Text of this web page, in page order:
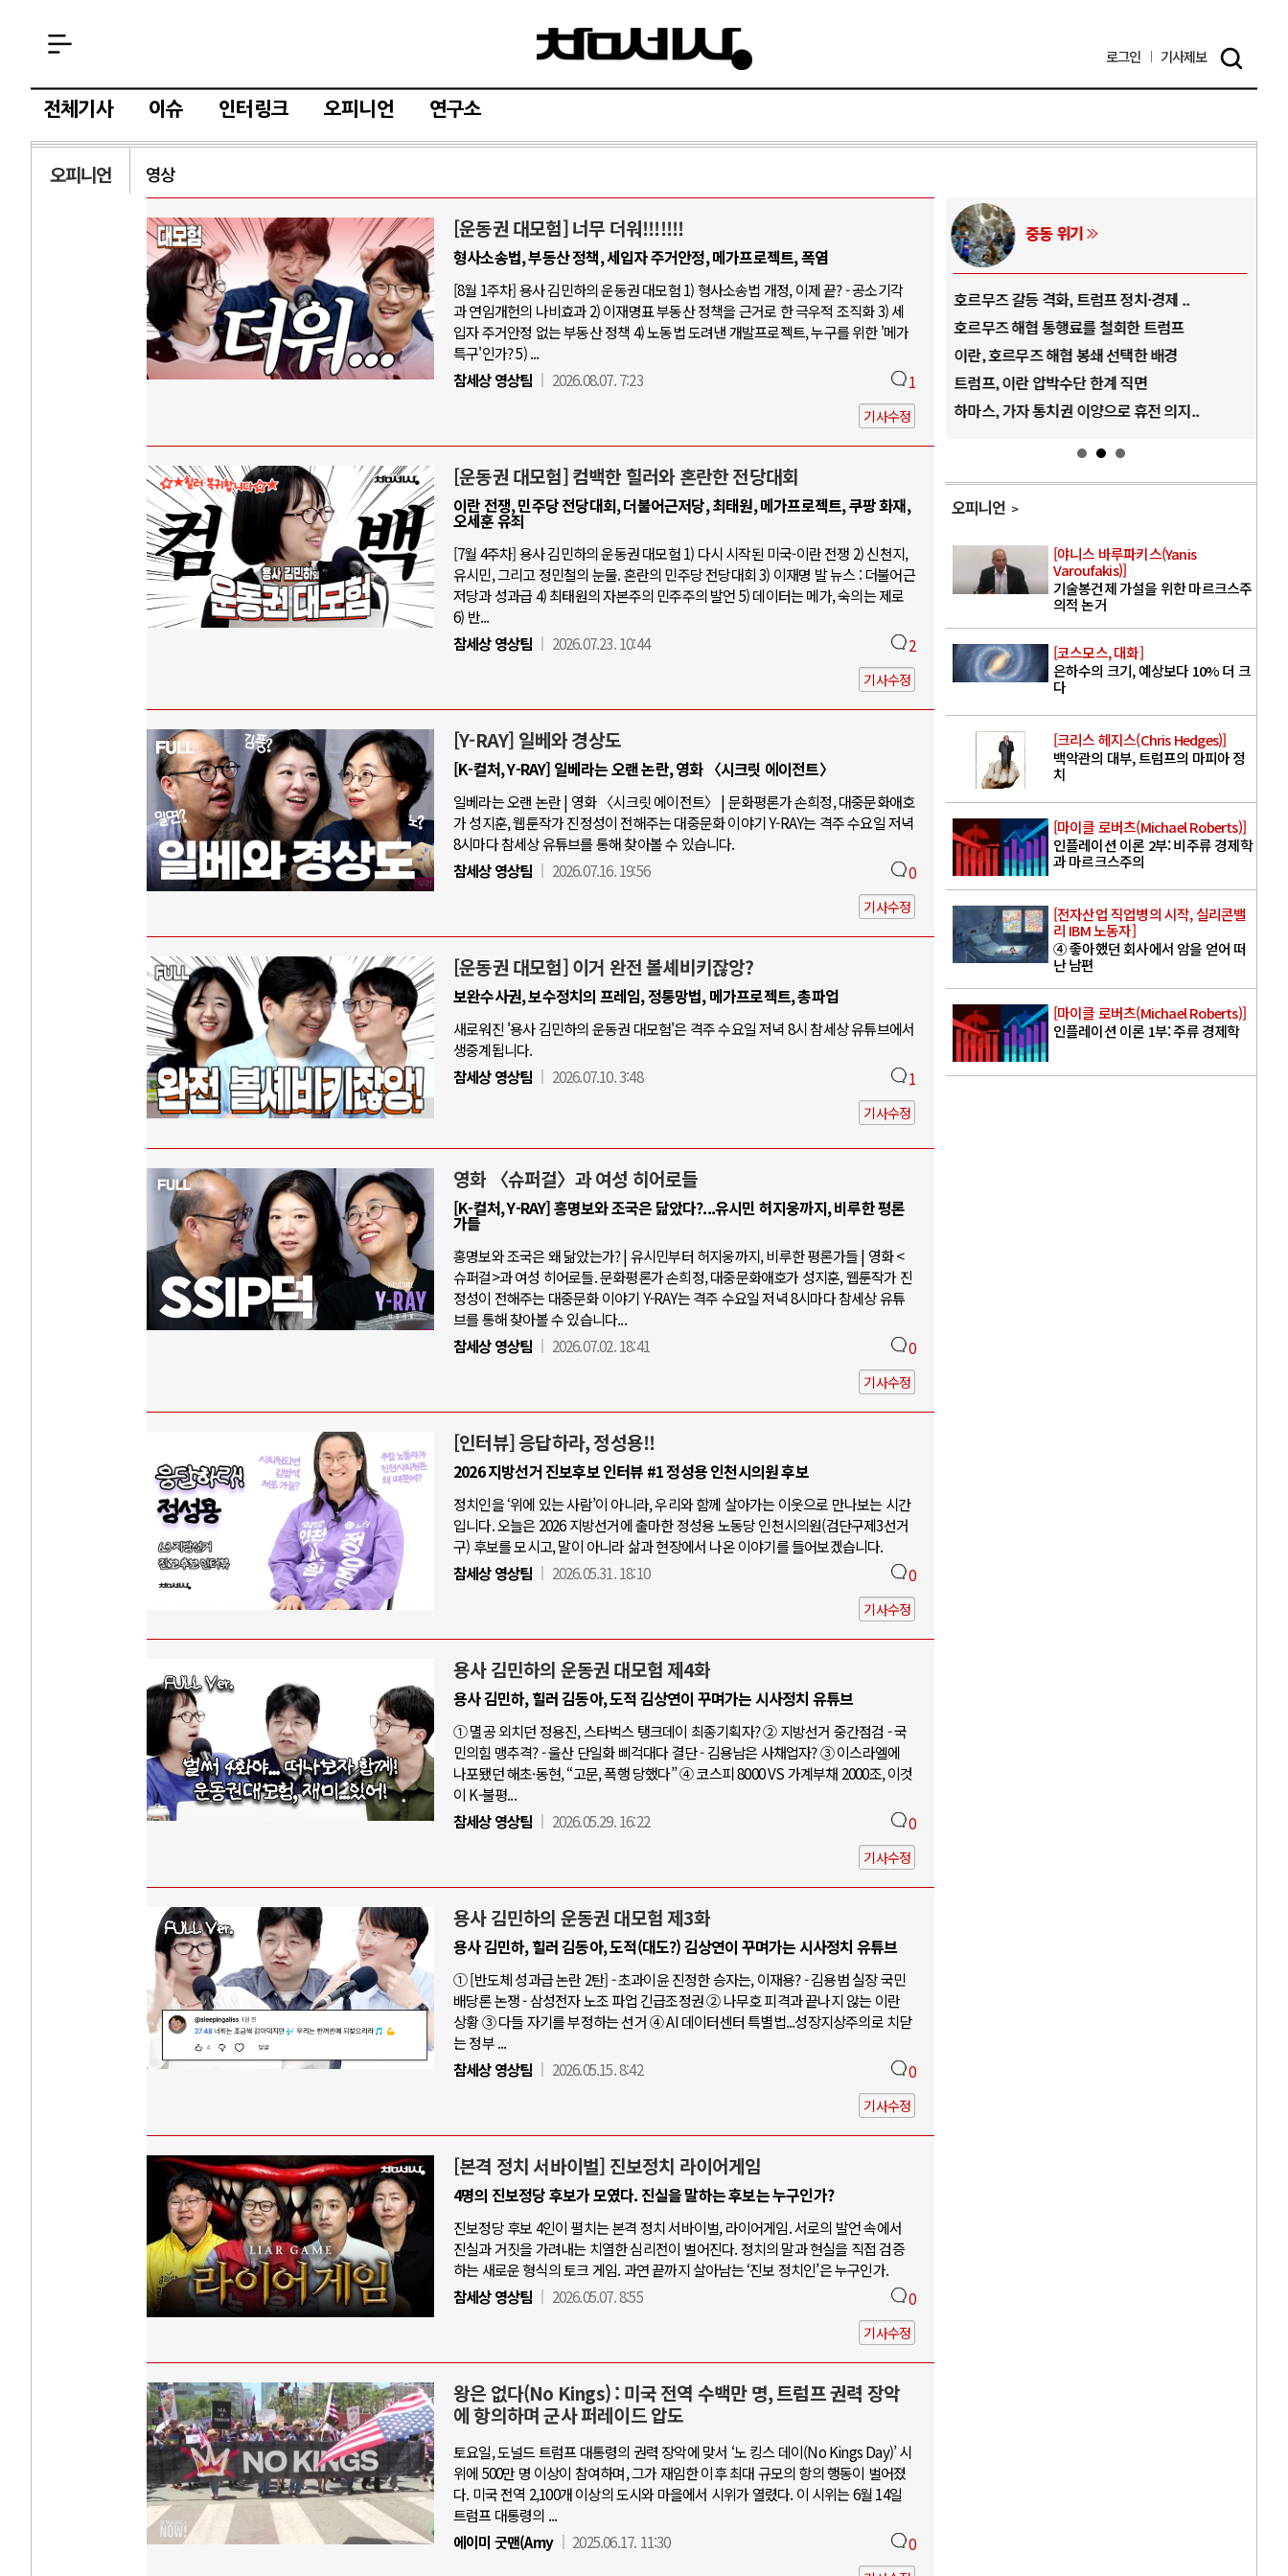
로그인 기사제보
전체기사 이슈 인터링크 오피니언 연구소
오피니언 영상
[운동권 대모험] 너무 더워!!!!!!!
형사소송법, 부동산 정책, 세입자 주거안정, 메가프로젝트, 폭염
[8월 1주차] 용사 김민하의 운동권 대모험 1) 형사소송법 개정, 이제 끝? - 공소기각
과 연임개헌의 나비효과 2) 이재명표 부동산 정책을 근거로 한 극우적 조직화 3) 세
입자 주거안정 없는 부동산 정책 4) 노동법 도려낸 개발프로젝트, 누구를 위한 '메가
특구'인가? 5) ...
참세상 영상팀
2026.08.07. 7:23 1
기사수정
[운동권 대모험] 컴백한 힐러와 혼란한 전당대회
이란 전쟁, 민주당 전당대회, 더불어근저당, 최태원, 메가프로젝트, 쿠팡 화재,
오세훈 유죄
[7월 4주차] 용사 김민하의 운동권 대모험 1) 다시 시작된 미국-이란 전쟁 2) 신천지,
유시민, 그리고 정민철의 눈물. 혼란의 민주당 전당대회 3) 이재명 발 뉴스 : 더불어근
저당과 성과급 4) 최태원의 자본주의 민주주의 발언 5) 데이터는 메가, 숙의는 제로
6) 반...
참세상 영상팀
2026.07.23. 10:44 2
기사수정
[Y-RAY] 일베와 경상도
[K-컬처, Y-RAY] 일베라는 오랜 논란, 영화 〈시크릿 에이전트〉
일베라는 오랜 논란 | 영화 〈시크릿 에이전트〉 | 문화평론가 손희정, 대중문화애호
가 성지훈, 웹툰작가 진정성이 전해주는 대중문화 이야기 Y-RAY는 격주 수요일 저녁
8시마다 참세상 유튜브를 통해 찾아볼 수 있습니다.
참세상 영상팀
2026.07.16. 19:56 0
기사수정
[운동권 대모험] 이거 완전 볼셰비키잖앙?
보완수사권, 보수정치의 프레임, 정통망법, 메가프로젝트, 총파업
새로워진 '용사 김민하의 운동권 대모험'은 격주 수요일 저녁 8시 참세상 유튜브에서
생중계됩니다.
참세상 영상팀
2026.07.10. 3:48 1
기사수정
영화 〈슈퍼걸〉과 여성 히어로들
[K-컬처, Y-RAY] 홍명보와 조국은 닮았다?...유시민 허지웅까지, 비루한 평론
가들
홍명보와 조국은 왜 닮았는가? | 유시민부터 허지웅까지, 비루한 평론가들 | 영화 <
슈퍼걸>과 여성 히어로들. 문화평론가 손희정, 대중문화애호가 성지훈, 웹툰작가 진
정성이 전해주는 대중문화 이야기 Y-RAY는 격주 수요일 저녁 8시마다 참세상 유튜
브를 통해 찾아볼 수 있습니다...
참세상 영상팀
2026.07.02. 18:41 0
기사수정
[인터뷰] 응답하라, 정성용!!
2026 지방선거 진보후보 인터뷰 #1 정성용 인천시의원 후보
정치인을 ‘위에 있는 사람’이 아니라, 우리와 함께 살아가는 이웃으로 만나보는 시간
입니다. 오늘은 2026 지방선거에 출마한 정성용 노동당 인천시의원(검단구제3선거
구) 후보를 모시고, 말이 아니라 삶과 현장에서 나온 이야기를 들어보겠습니다.
참세상 영상팀
2026.05.31. 18:10 0
기사수정
용사 김민하의 운동권 대모험 제4화
용사 김민하, 힐러 김동아, 도적 김상연이 꾸며가는 시사정치 유튜브
① 멸공 외치던 정용진, 스타벅스 탱크데이 최종기획자? ② 지방선거 중간점검 - 국
민의힘 맹추격? - 울산 단일화 삐걱대다 결단 - 김용남은 사채업자? ③ 이스라엘에
나포됐던 해초·동현, “고문, 폭행 당했다” ④ 코스피 8000 VS 가계부채 2000조, 이것
이 K-불평...
참세상 영상팀
2026.05.29. 16:22 0
기사수정
용사 김민하의 운동권 대모험 제3화
용사 김민하, 힐러 김동아, 도적(대도?) 김상연이 꾸며가는 시사정치 유튜브
① [반도체 성과급 논란 2탄] - 초과이윤 진정한 승자는, 이재용? - 김용범 실장 국민
배당론 논쟁 - 삼성전자 노조 파업 긴급조정권 ② 나무호 피격과 끝나지 않는 이란
상황 ③ 다들 자기를 부정하는 선거 ④ AI 데이터센터 특별법...성장지상주의로 치닫
는 정부 ...
참세상 영상팀
2026.05.15. 8:42 0
기사수정
[본격 정치 서바이벌] 진보정치 라이어게임
4명의 진보정당 후보가 모였다. 진실을 말하는 후보는 누구인가?
진보정당 후보 4인이 펼치는 본격 정치 서바이벌, 라이어게임. 서로의 발언 속에서
진실과 거짓을 가려내는 치열한 심리전이 벌어진다. 정치의 말과 현실을 직접 검증
하는 새로운 형식의 토크 게임. 과연 끝까지 살아남는 ‘진보 정치인’은 누구인가.
참세상 영상팀
2026.05.07. 8:55 0
기사수정
왕은 없다(No Kings) : 미국 전역 수백만 명, 트럼프 권력 장악
에 항의하며 군사 퍼레이드 압도
토요일, 도널드 트럼프 대통령의 권력 장악에 맞서 ‘노 킹스 데이(No Kings Day)’ 시
위에 500만 명 이상이 참여하며, 그가 재임한 이후 최대 규모의 항의 행동이 벌어졌
다. 미국 전역 2,100개 이상의 도시와 마을에서 시위가 열렸다. 이 시위는 6월 14일
트럼프 대통령의 ...
에이미 굿맨(Amy
2025.06.17. 11:30 0
AI와 인간
중국 AI, 저가 공세로 글로벌 토큰 시..
AI 국부펀드 구상 놓고 미국 진보진영 ..
AI 데이터센터 반대 투쟁은 새로운 글로..
AI의 숨은 환경 비용: 데이터센터 확산..
전쟁의 추상화: 우크라이나, 대리전의 역..
EU·우크라이나 드론 협력 직후, 러시아..
우크라이나, 덴마크, 에스토니아, 네덜란..
러·우크라, 대규모 공습 주고받아…민간 ..
중동 위기
호르무즈 갈등 격화, 트럼프 정치·경제 ..
호르무즈 해협 통행료를 철회한 트럼프
이란, 호르무즈 해협 봉쇄 선택한 배경
트럼프, 이란 압박수단 한계 직면
하마스, 가자 통치권 이양으로 휴전 의지..
오피니언
[야니스 바루파키스(Yanis
Varoufakis)]
기술봉건제 가설을 위한 마르크스주
의적 논거
[코스모스, 대화]
은하수의 크기, 예상보다 10% 더 크
다
[크리스 헤지스(Chris Hedges)]
백악관의 대부, 트럼프의 마피아 정
치
[마이클 로버츠(Michael Roberts)]
인플레이션 이론 2부: 비주류 경제학
과 마르크스주의
[전자산업 직업병의 시작, 실리콘밸
리 IBM 노동자]
④ 좋아했던 회사에서 암을 얻어 떠
난 남편
[마이클 로버츠(Michael Roberts)]
인플레이션 이론 1부: 주류 경제학